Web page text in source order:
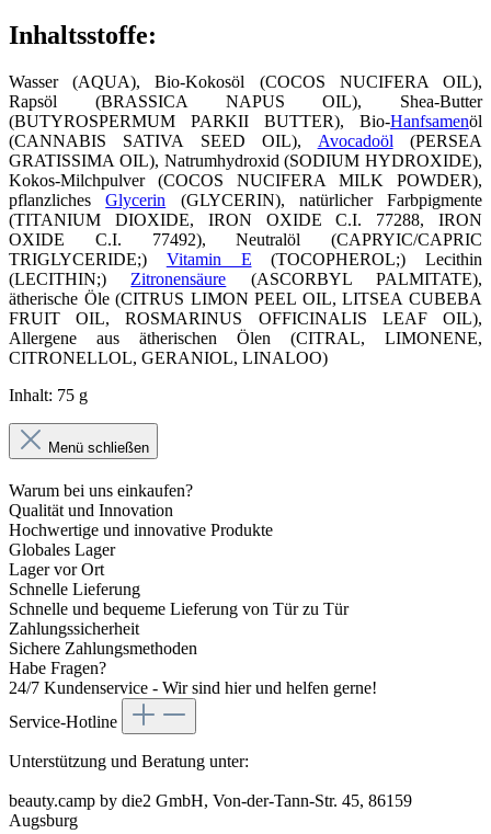
Inhaltsstoffe:
Wasser (AQUA), Bio-Kokosöl (COCOS NUCIFERA OIL),
Rapsöl (BRASSICA NAPUS OIL), Shea-Butter
(BUTYROSPERMUM PARKII BUTTER), Bio-Hanfsamenöl
(CANNABIS SATIVA SEED OIL), Avocadoöl (PERSEA
GRATISSIMA OIL), Natrumhydroxid (SODIUM HYDROXIDE),
Kokos-Milchpulver (COCOS NUCIFERA MILK POWDER),
pflanzlichesGlycerin (GLYCERIN), natürlicher Farbpigmente
(TITANIUM DIOXIDE, IRON OXIDE C.I. 77288, IRON
OXIDE C.I. 77492), Neutralöl (CAPRYIC/CAPRIC
TRIGLYCERIDE;) Vitamin E (TOCOPHEROL;) Lecithin
(LECITHIN;) Zitronensäure (ASCORBYL PALMITATE),
ätherische Öle (CITRUS LIMON PEEL OIL, LITSEA CUBEBA
FRUIT OIL, ROSMARINUS OFFICINALIS LEAF OIL),
Allergene aus ätherischen Ölen (CITRAL, LIMONENE,
CITRONELLOL, GERANIOL, LINALOO)
Inhalt: 75 g
Menü schließen
Warum bei uns einkaufen?
Qualität und Innovation
Hochwertige und innovative Produkte
Globales Lager
Lager vor Ort
Schnelle Lieferung
Schnelle und bequeme Lieferung von Tür zu Tür
Zahlungssicherheit
Sichere Zahlungsmethoden
Habe Fragen?
24/7 Kundenservice - Wir sind hier und helfen gerne!
Service-Hotline
Unterstützung und Beratung unter:
beauty.camp by die2 GmbH, Von-der-Tann-Str. 45, 86159
Augsburg